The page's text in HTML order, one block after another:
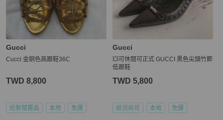
Gucci
Cucci 金銅色高跟鞋36C
TWD 8,800
近新閒置品 本地 免運
Gucci
💥可休閒可正式 GUCCI 黑色尖頭竹節
低跟鞋
TWD 5,800
狀況尚可 本地 免運